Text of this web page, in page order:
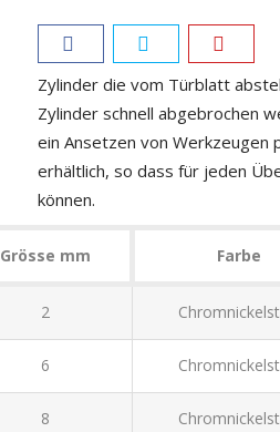
Zylinder die vom Türblatt
Zylinder schnell abgebrochen
ein Ansetzen von Werkzeugen
erhältlich, so dass für jeden
können.
Grösse mm Farbe
2
6
8